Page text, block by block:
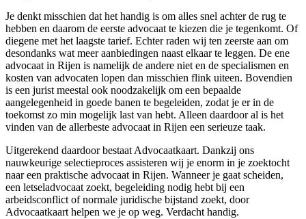
Je denkt misschien dat het handig is om alles snel achter de rug te
hebben en daarom de eerste advocaat te kiezen die je tegenkomt. Of
diegene met het laagste tarief. Echter raden wij ten zeerste aan om
desondanks wat meer aanbiedingen naast elkaar te leggen. De ene
advocaat in Rijen is namelijk de andere niet en de specialismen en
kosten van advocaten lopen dan misschien flink uiteen. Bovendien
is een jurist meestal ook noodzakelijk om een bepaalde
aangelegenheid in goede banen te begeleiden, zodat je er in de
toekomst zo min mogelijk last van hebt. Alleen daardoor al is het
vinden van de allerbeste advocaat in Rijen een serieuze taak.
Uitgerekend daardoor bestaat Advocaatkaart. Dankzij ons
nauwkeurige selectieproces assisteren wij je enorm in je zoektocht
naar een praktische advocaat in Rijen. Wanneer je gaat scheiden,
een letseladvocaat zoekt, begeleiding nodig hebt bij een
arbeidsconflict of normale juridische bijstand zoekt, door
Advocaatkaart helpen we je op weg. Verdacht handig.